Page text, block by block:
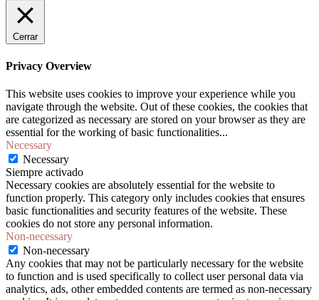
Cerrar
Privacy Overview
This website uses cookies to improve your experience while you
navigate through the website. Out of these cookies, the cookies that
are categorized as necessary are stored on your browser as they are
essential for the working of basic functionalities...
Necessary
Necessary
Siempre activado
Necessary cookies are absolutely essential for the website to
function properly. This category only includes cookies that ensures
basic functionalities and security features of the website. These
cookies do not store any personal information.
Non-necessary
Non-necessary
Any cookies that may not be particularly necessary for the website
to function and is used specifically to collect user personal data via
analytics, ads, other embedded contents are termed as non-necessary